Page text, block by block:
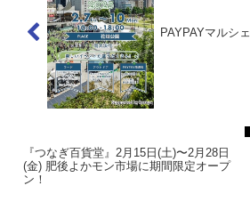
PAYPAYマルシェ
『つなぎ百貨堂』2月15日(土)〜2月28日
(金) 肥後よかモン市場に期間限定オープ
ン！